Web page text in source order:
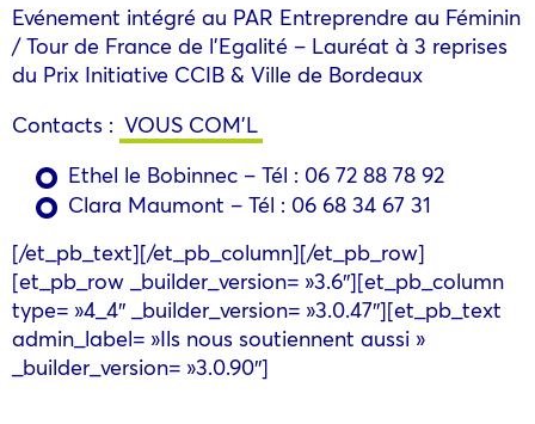
Evénement intégré au PAR Entreprendre au Féminin
/ Tour de France de l’Egalité – Lauréat à 3 reprises
du Prix Initiative CCIB & Ville de Bordeaux
Contacts : VOUS COM’L
Ethel le Bobinnec – Tél : 06 72 88 78 92
Clara Maumont – Tél : 06 68 34 67 31
[/et_pb_text][/et_pb_column][/et_pb_row]
[et_pb_row _builder_version= »3.6″][et_pb_column
type= »4_4″ _builder_version= »3.0.47″][et_pb_text
admin_label= »Ils nous soutiennent aussi »
_builder_version= »3.0.90″]